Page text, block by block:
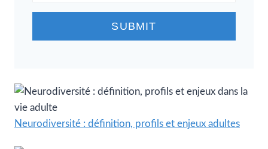
SUBMIT
Neurodiversité : définition, profils et enjeux adultes